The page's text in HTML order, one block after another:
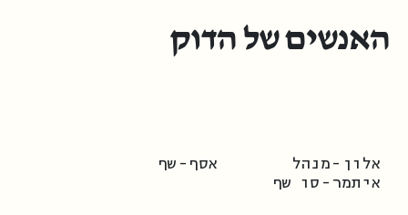
האנשים של הדוק
שף - אסף מנהל - אלון
סו שף - איתמר